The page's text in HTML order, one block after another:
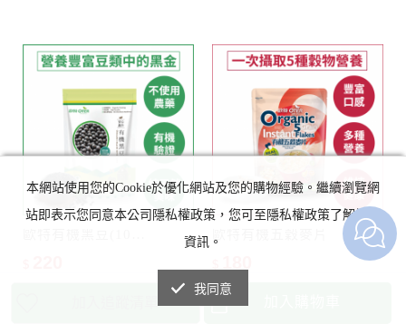
加入追蹤清單
本網站使用您的Cookie於優化網站及您的購物經驗。繼續瀏覽網
站即表示您同意本公司隱私權政策，您可至隱私權政策了解詳細
資訊。
我同意